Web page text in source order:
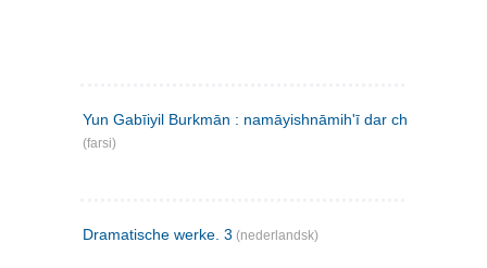
Yun Gabīiyil Burkmān : namāyishnāmihʹī dar chahār pardih
(farsi)
Dramatische werke. 3 (nederlandsk)